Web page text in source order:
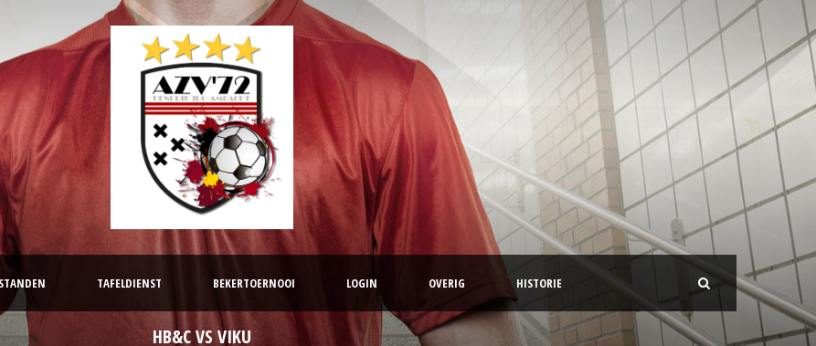
STANDEN TAFELDIENST BEKERTOERNOOI LOGIN OVERIG HISTORIE
HB&C VS VIKU